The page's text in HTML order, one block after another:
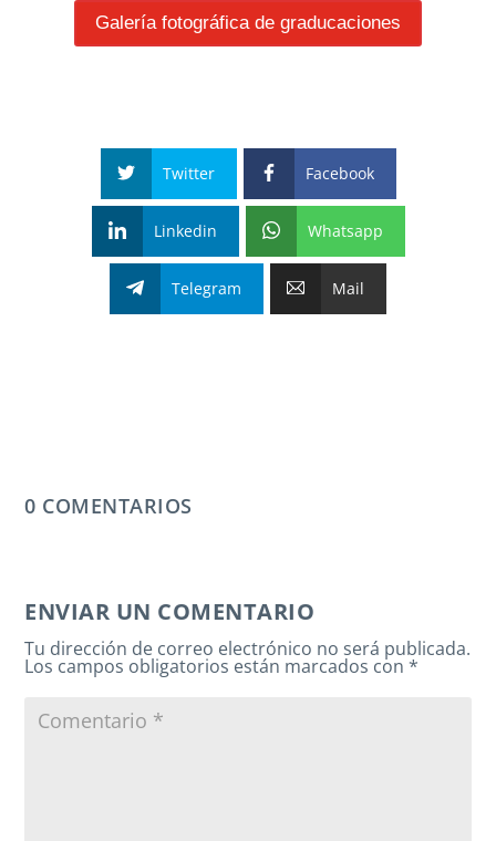
Galería fotográfica de graducaciones
Twitter Facebook
Linkedin Whatsapp
Telegram Mail
0 COMENTARIOS
ENVIAR UN COMENTARIO
Tu dirección de correo electrónico no será publicada.
Los campos obligatorios están marcados con*